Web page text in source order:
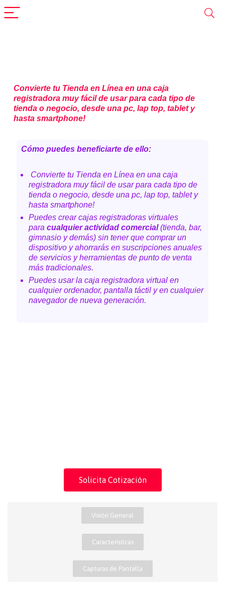
Convierte tu Tienda en Línea en una caja
registradora muy fácil de usar para cada tipo de
tienda o negocio, desde una pc, lap top, tablet y
hasta smartphone!
Cómo puedes beneficiarte de ello:
Convierte tu Tienda en Línea en una caja
registradora muy fácil de usar para cada tipo de
tienda o negocio, desde una pc, lap top, tablet y
hasta smartphone!
Puedes crear cajas registradoras virtuales
para cualquier actividad comercial(tienda, bar,
gimnasio y demás) sin tener que comprar un
dispositivo y ahorrarás en suscripciones anuales
de servicios y herramientas de punto de venta
más tradicionales.
Puedes usar la caja registradora virtual en
cualquier ordenador, pantalla táctil y en cualquier
navegador de nueva generación.
Solicita Cotización
Visión General
Características
Capturas de Pantalla